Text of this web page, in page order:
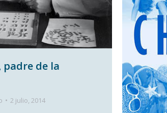
padre de la
2 julio, 2014